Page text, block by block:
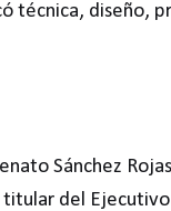
técnica, diseño,
Sánchez
del Ejecutivo